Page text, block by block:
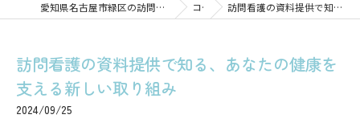
愛知県名古屋市緑区の訪問看護の求人なら訪問看護ステーショントーマス コラム 訪問看護の資料提供で知る、あなたの健康を支える新しい取り組み
訪問看護の資料提供で知る、あなたの健康を
支える新しい取り組み
2024/09/25